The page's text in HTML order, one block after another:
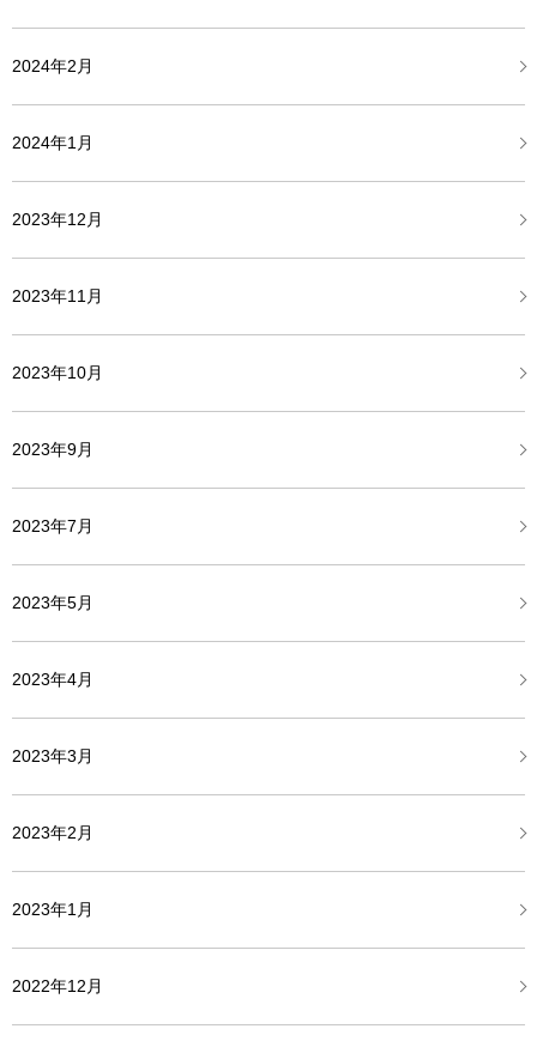
2024年2月
2024年1月
2023年12月
2023年11月
2023年10月
2023年9月
2023年7月
2023年5月
2023年4月
2023年3月
2023年2月
2023年1月
2022年12月